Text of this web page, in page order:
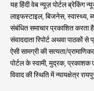
यह हिंदी वेब न्यूज़ पोर्टल ब्रेकिंग
लाइफस्टाइल, बिजनेस, स्वास्थ्य,
संबंधित समाचार प्रकाशित करता
संवाददाता रिपोर्ट अथवा पाठकों
ऐसी सामग्री की सत्यता/
पोर्टल के स्वामी, मुद्रक, प्रकाशक
विवाद की स्थिति में न्यायक्षेत्र